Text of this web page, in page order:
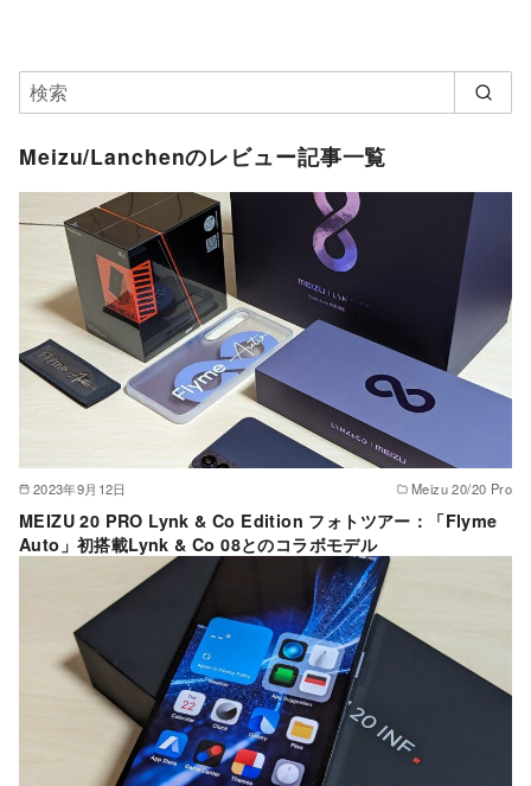
Meizu/Lanchenのレビュー記事一覧
2023年9月12日 Meizu 20/20 Pro
MEIZU 20 PRO Lynk & Co Edition フォトツアー：「Flyme
Auto」初搭載Lynk & Co 08とのコラボモデル